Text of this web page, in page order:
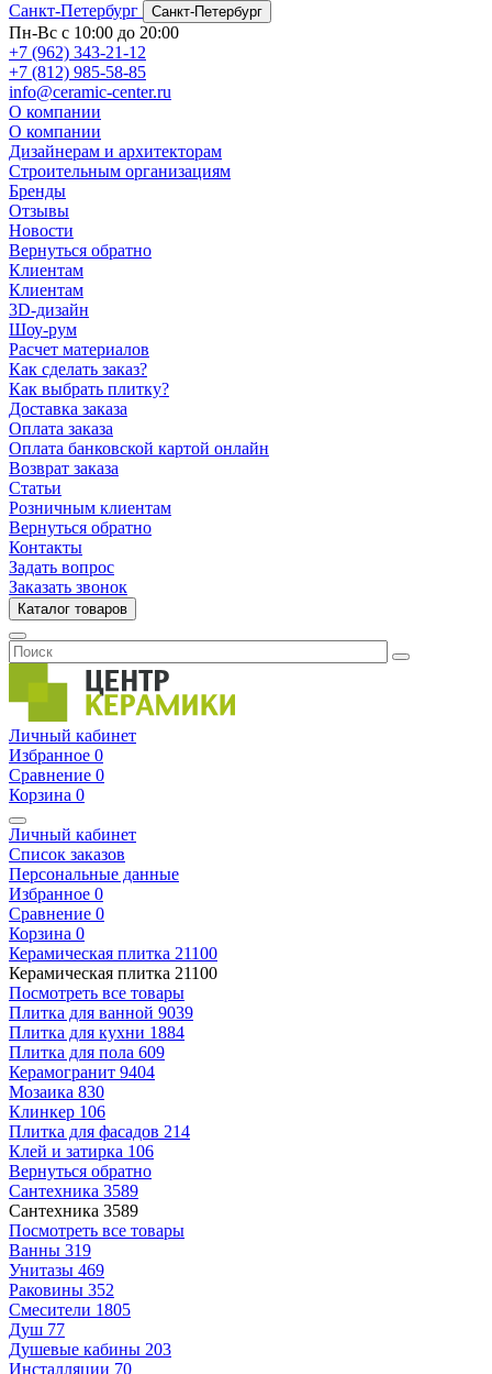
Санкт-Петербург
Санкт-Петербург
Пн-Вс с 10:00 до 20:00
+7 (962) 343-21-12
+7 (812) 985-58-85
info@ceramic-center.ru
О компании
О компании
Дизайнерам и архитекторам
Строительным организациям
Бренды
Отзывы
Новости
Вернуться обратно
Клиентам
Клиентам
3D-дизайн
Шоу-рум
Расчет материалов
Как сделать заказ?
Как выбрать плитку?
Доставка заказа
Оплата заказа
Оплата банковской картой онлайн
Возврат заказа
Статьи
Розничным клиентам
Вернуться обратно
Контакты
Задать вопрос
Заказать звонок
Каталог товаров
Личный кабинет
Избранное 0
Сравнение 0
Корзина 0
Личный кабинет
Список заказов
Персональные данные
Избранное 0
Сравнение 0
Корзина 0
Керамическая плитка 21100
Керамическая плитка 21100
Посмотреть все товары
Плитка для ванной 9039
Плитка для кухни 1884
Плитка для пола 609
Керамогранит 9404
Мозаика 830
Клинкер 106
Плитка для фасадов 214
Клей и затирка 106
Вернуться обратно
Сантехника 3589
Сантехника 3589
Посмотреть все товары
Ванны 319
Унитазы 469
Раковины 352
Смесители 1805
Душ 77
Душевые кабины 203
Инсталляции 70